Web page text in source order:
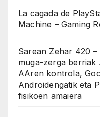
La cagada de
Machine – Gaming
Sarean Zehar 420 –
muga-zerga berriak
AAren kontrola,
Androidengatik eta
fisikoen amaiera